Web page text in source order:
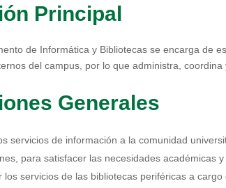
Principal
de Informática y Bibliotecas se encarga de
del campus, por lo que administra,
Generales
servicios de información a la comunidad
para satisfacer las necesidades académicas
los servicios de las bibliotecas periféricas a cargo